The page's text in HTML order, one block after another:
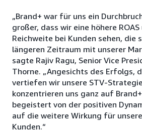
„Brand+ war für uns ein
großer, dass wir eine höhere
Reichweite bei Kunden sehen, die
längeren Zeitraum mit unserer
sagte Rajiv Ragu, Senior Vice
Thorne. „Angesichts des Erfolgs,
vertiefen wir unsere STV-
konzentrieren uns ganz auf
begeistert von der positiven
auf die weitere Wirkung für
Kunden.“